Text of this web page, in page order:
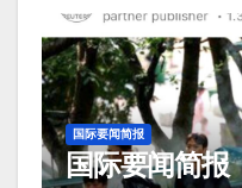
国际要闻简报
国际要闻简